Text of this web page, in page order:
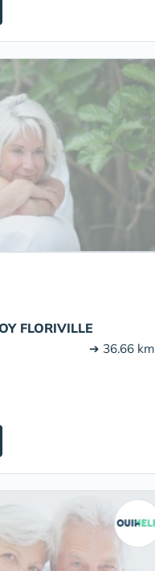
FLORIVILLE
➔ 36.66 km